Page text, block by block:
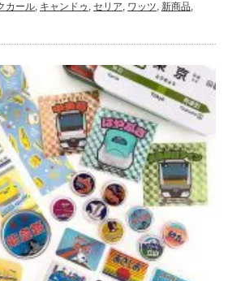
カール, キャンドゥ , セリア, ワッツ, 新商品,